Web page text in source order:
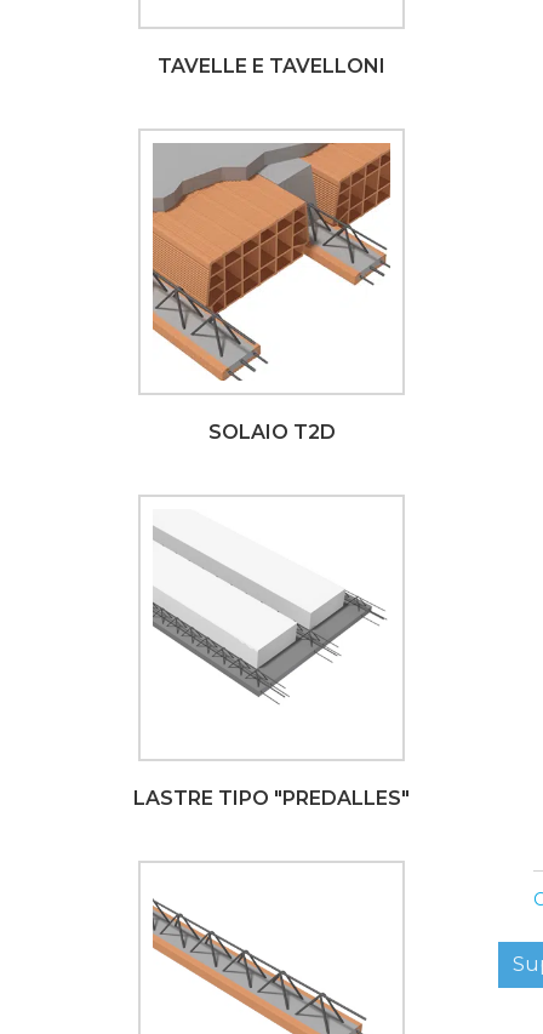
TAVELLE E TAVELLONI
SOLAIO T2D
LASTRE TIPO "PREDALLES"